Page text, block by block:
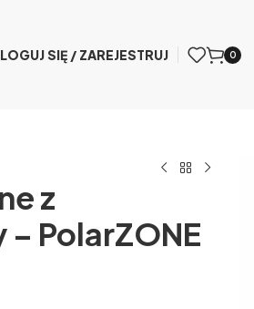
SIĘ / ZAREJESTRUJ 0
z
PolarZONE